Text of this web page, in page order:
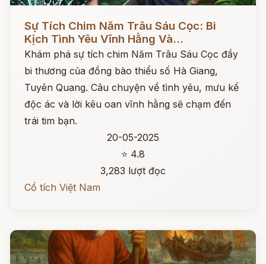
Sự Tích Chim Năm Trâu Sáu Cọc: Bi
Kịch Tình Yêu Vĩnh Hằng Và...
Khám phá sự tích chim Năm Trâu Sáu Cọc đầy
bi thương của đồng bào thiểu số Hà Giang,
Tuyên Quang. Câu chuyện về tình yêu, mưu kế
độc ác và lời kêu oan vĩnh hằng sẽ chạm đến
trái tim bạn.
20-05-2025
⭐ 4.8
3,283 lượt đọc
Cổ tích Việt Nam